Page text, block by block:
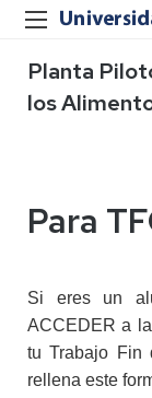
Planta
los
Para
Si eres un
ACCEDER a
tu Trabajo Fin
rellena este